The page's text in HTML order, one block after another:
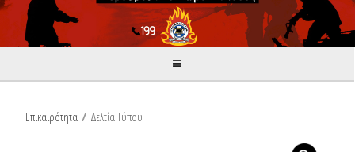
Επικαιρότητα / Δελτία Τύπου